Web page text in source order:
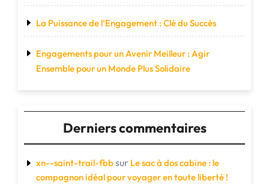
La Puissance de l’Engagement : Clé du Succès
Engagements pour un Avenir Meilleur : Agir
Ensemble pour un Monde Plus Solidaire
Derniers commentaires
xn--saint-trail-fbbsur Le sac à dos cabine : le
compagnon idéal pour voyager en toute liberté !